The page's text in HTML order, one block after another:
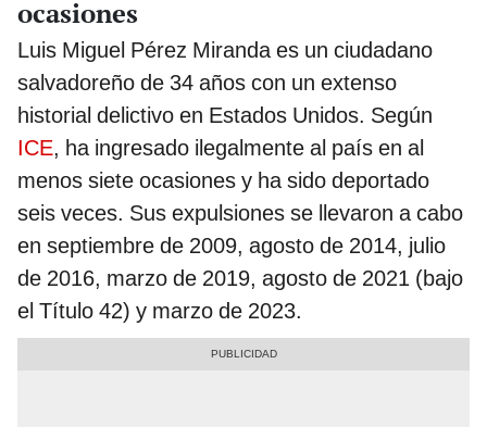
ocasiones
Luis Miguel Pérez Miranda es un ciudadano
salvadoreño de 34 años con un extenso
historial delictivo en Estados Unidos. Según
ICE, ha ingresado ilegalmente al país en al
menos siete ocasiones y ha sido deportado
seis veces. Sus expulsiones se llevaron a cabo
en septiembre de 2009, agosto de 2014, julio
de 2016, marzo de 2019, agosto de 2021 (bajo
el Título 42) y marzo de 2023.